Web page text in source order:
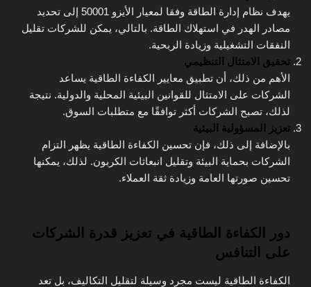
يهدف نظام إدارة الطاقة وفقا لمعيار الأيزو 50001 إلى تحديد
مصادر الهدر في استهلاك الطاقة. بالتالي، يمكن للشركات تقليل
النفقات التشغيلية وزيادة الربحية.
تحقيق الامتثال التنظيمي
الأهم من ذلك، أن تطبيق معايير الكفاءة الطاقية يساعد
الشركات على الامتثال للقوانين البيئية المحلية والدولية. نتيجة
لذلك، تصبح الشركات أكثر توافقًا مع متطلبات السوق.
تعزيز المسؤولية البيئية
بالإضافة إلى ذلك، فإن تحسين الكفاءة الطاقية يظهر التزام
الشركات بحماية البيئة وتقليل انبعاثات الكربون. لذلك، يمكنها
تحسين صورتها العامة وزيادة ثقة العملاء.
دور الكفاءة الطاقية في تعزيز قدرة الشركات
على التنافس
الكفاءة الطاقية ليست مجرد وسيلة لتقليل التكاليف، بل تعد